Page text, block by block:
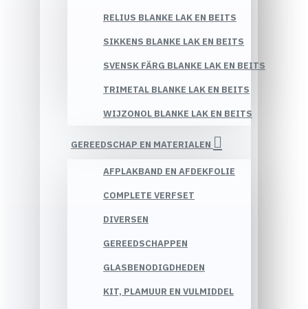
RELIUS BLANKE LAK EN BEITS
SIKKENS BLANKE LAK EN BEITS
SVENSK FÄRG BLANKE LAK EN BEITS
TRIMETAL BLANKE LAK EN BEITS
WIJZONOL BLANKE LAK EN BEITS
GEREEDSCHAP EN MATERIALEN
AFPLAKBAND EN AFDEKFOLIE
COMPLETE VERFSET
DIVERSEN
GEREEDSCHAPPEN
GLASBENODIGDHEDEN
KIT, PLAMUUR EN VULMIDDEL